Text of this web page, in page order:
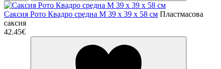
Саксия Рото Квадро средна M 39 x 39 x 58 см Пластмасова
саксия
42.45€